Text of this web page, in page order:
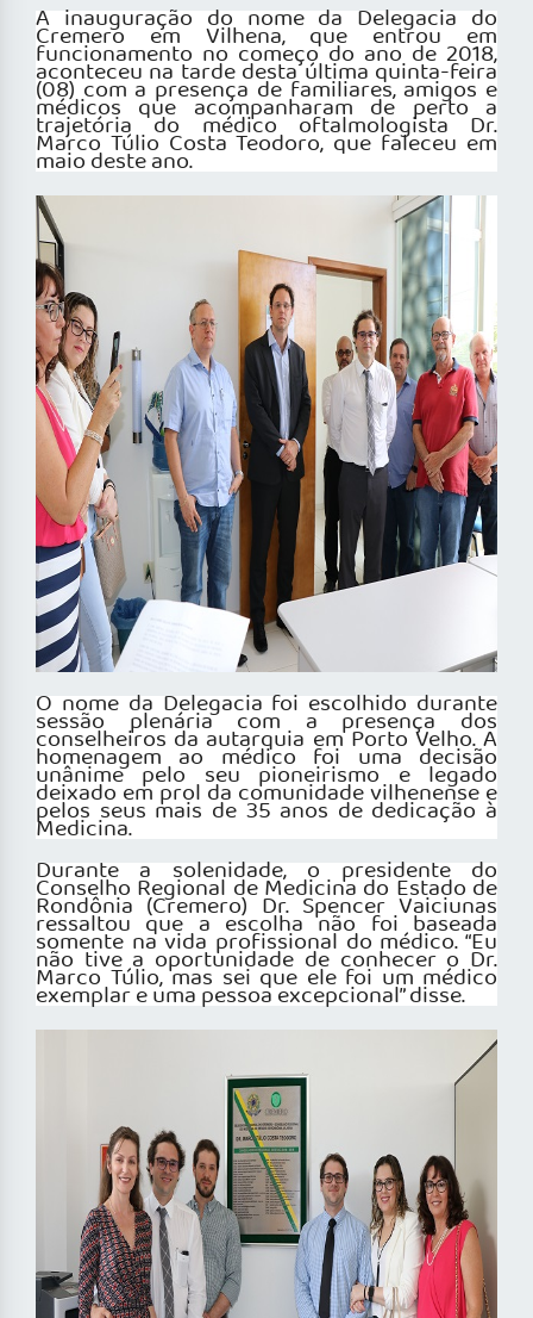
A inauguração do nome da Delegacia do
Cremero em Vilhena, que entrou em
funcionamento no começo do ano de 2018,
aconteceu na tarde desta última quinta-feira
(08) com a presença de familiares, amigos e
médicos que acompanharam de perto a
trajetória do médico oftalmologista Dr.
Marco Túlio Costa Teodoro, que faleceu em
maio deste ano.
O nome da Delegacia foi escolhido durante
sessão plenária com a presença dos
conselheiros da autarquia em Porto Velho. A
homenagem ao médico foi uma decisão
unânime pelo seu pioneirismo e legado
deixado em prol da comunidade vilhenense e
pelos seus mais de 35 anos de dedicação à
Medicina.
Durante a solenidade, o presidente do
Conselho Regional de Medicina do Estado de
Rondônia (Cremero) Dr. Spencer Vaiciunas
ressaltou que a escolha não foi baseada
somente na vida profissional do médico. “Eu
não tive a oportunidade de conhecer o Dr.
Marco Túlio, mas sei que ele foi um médico
exemplar e uma pessoa excepcional” disse.